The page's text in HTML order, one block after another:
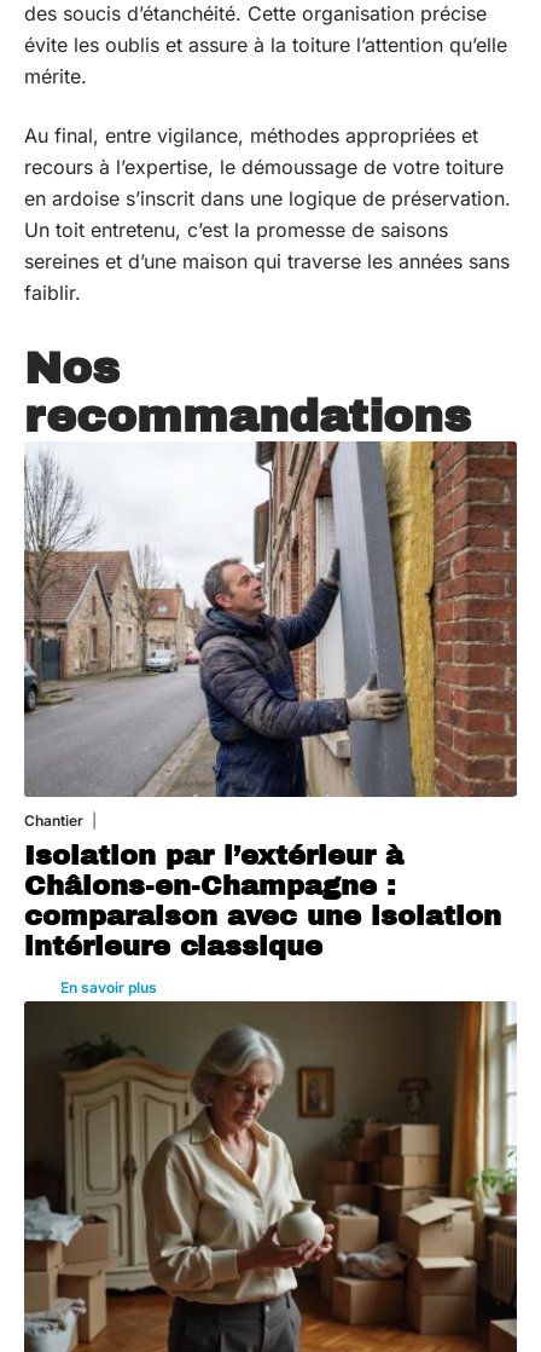
des soucis d’étanchéité. Cette organisation précise
évite les oublis et assure à la toiture l’attention qu’elle
mérite.
Au final, entre vigilance, méthodes appropriées et
recours à l’expertise, le démoussage de votre toiture
en ardoise s’inscrit dans une logique de préservation.
Un toit entretenu, c’est la promesse de saisons
sereines et d’une maison qui traverse les années sans
faiblir.
Nos
recommandations
Chantier
Isolation par l’extérieur à
Châlons-en-Champagne :
comparaison avec une isolation
intérieure classique
En savoir plus